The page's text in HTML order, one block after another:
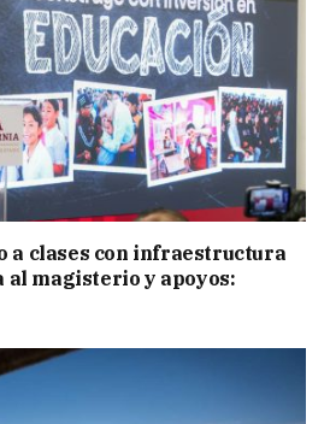
a clases con infraestructura
al magisterio y apoyos: